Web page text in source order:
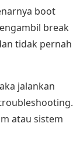
boot
break
tidak pernah
jalankan
atau sistem